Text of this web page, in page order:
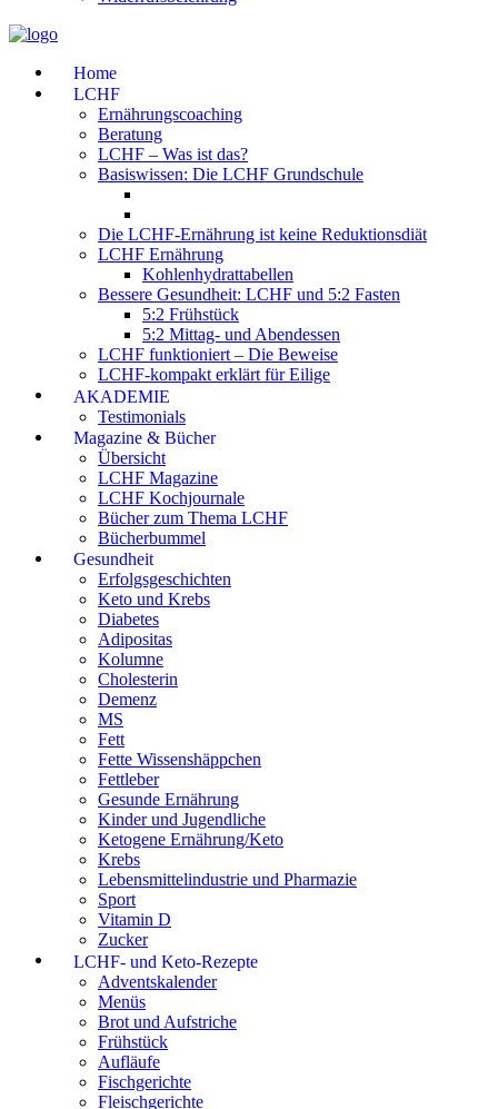
Home
LCHF
Ernährungscoaching
Beratung
LCHF – Was ist das?
Basiswissen: Die LCHF Grundschule
Die LCHF-Ernährung ist keine Reduktionsdiät
LCHF Ernährung
Kohlenhydrattabellen
Bessere Gesundheit: LCHF und 5:2 Fasten
5:2 Frühstück
5:2 Mittag- und Abendessen
LCHF funktioniert – Die Beweise
LCHF-kompakt erklärt für Eilige
AKADEMIE
Testimonials
Magazine & Bücher
Übersicht
LCHF Magazine
LCHF Kochjournale
Bücher zum Thema LCHF
Bücherbummel
Gesundheit
Erfolgsgeschichten
Keto und Krebs
Diabetes
Adipositas
Kolumne
Cholesterin
Demenz
MS
Fett
Fette Wissenshäppchen
Fettleber
Gesunde Ernährung
Kinder und Jugendliche
Ketogene Ernährung/Keto
Krebs
Lebensmittelindustrie und Pharmazie
Sport
Vitamin D
Zucker
LCHF- und Keto-Rezepte
Adventskalender
Menüs
Brot und Aufstriche
Frühstück
Aufläufe
Fischgerichte
Fleischgerichte